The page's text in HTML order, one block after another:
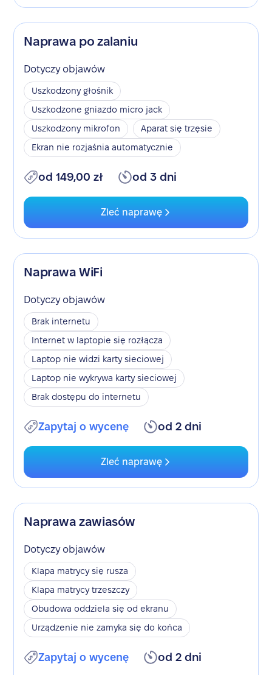
Naprawa po zalaniu
Dotyczy objawów
Uszkodzony głośnik
Uszkodzone gniazdo micro jack
Uszkodzony mikrofon
Aparat się trzęsie
Ekran nie rozjaśnia automatycznie
od 149,00 zł od 3 dni
Zleć naprawę
Naprawa WiFi
Dotyczy objawów
Brak internetu
Internet w laptopie się rozłącza
Laptop nie widzi karty sieciowej
Laptop nie wykrywa karty sieciowej
Brak dostępu do internetu
Zapytaj o wycenę od 2 dni
Zleć naprawę
Naprawa zawiasów
Dotyczy objawów
Klapa matrycy się rusza
Klapa matrycy trzeszczy
Obudowa oddziela się od ekranu
Urządzenie nie zamyka się do końca
Zapytaj o wycenę od 2 dni